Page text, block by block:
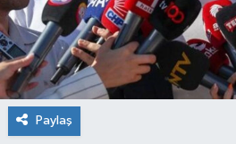
Paylaş